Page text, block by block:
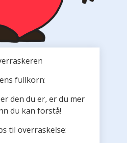
fullkorn:
den du er, er du mer
du kan forstå!
til overraskelse: